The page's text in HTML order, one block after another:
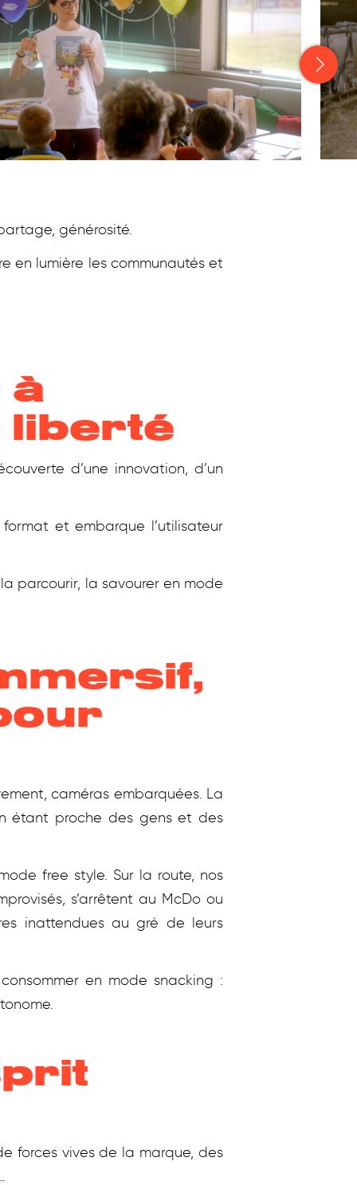
générosité.
en lumière les communautés et
à
liberté
d’une innovation, d’un
et embarque l’utilisateur
parcourir, la savourer en mode
caméras embarquées. La
étant proche des gens et des
free style. Sur la route, nos
s’arrêtent au McDo ou
inattendues au gré de leurs
en mode snacking :
forces vives de la marque, des